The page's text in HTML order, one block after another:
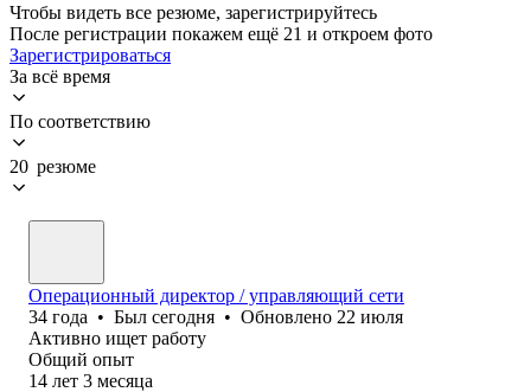
Чтобы видеть все резюме, зарегистрируйтесь
После регистрации покажем ещё 21 и откроем фото
Зарегистрироваться
За всё время
По соответствию
20 резюме
Операционный директор / управляющий сети
34 года • Был сегодня • Обновлено 22 июля
Активно ищет работу
Общий опыт
14 лет 3 месяца